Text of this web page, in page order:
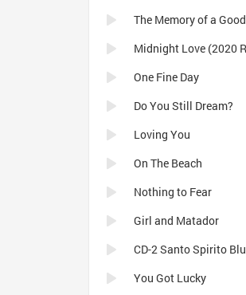
The Memory of a
Midnight Love (2020
One Fine Day
Do You Still Dream?
Loving You
On The Beach
Nothing to Fear
Girl and Matador
You Got Lucky